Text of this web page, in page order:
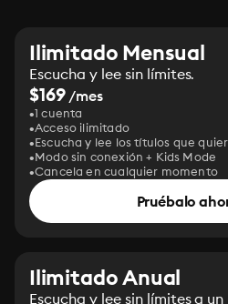
Ilimitado Mensual
Escucha y lee sin límites.
$169/mes
1 cuenta
Acceso ilimitado
Escucha y lee los títulos que
Modo sin conexión + Kids Mode
Cancela en cualquier momento
Pruébalo
Ilimitado Anual
Escucha y lee sin límites a